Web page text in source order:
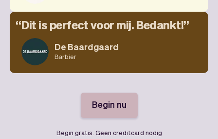
Dit is perfect voor mij. Bedankt!
De Baardgaard
Barbier
Begin nu
Begin gratis. Geen creditcard nodig